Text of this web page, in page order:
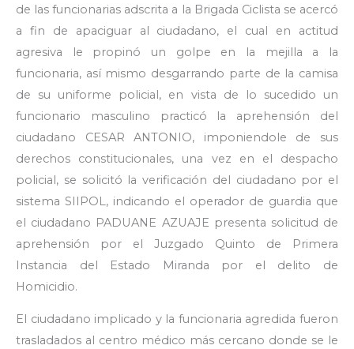
de las funcionarias adscrita a la Brigada Ciclista se acercó
a fin de apaciguar al ciudadano, el cual en actitud
agresiva le propinó un golpe en la mejilla a la
funcionaria, así mismo desgarrando parte de la camisa
de su uniforme policial, en vista de lo sucedido un
funcionario masculino practicó la aprehensión del
ciudadano CESAR ANTONIO, imponiendole de sus
derechos constitucionales, una vez en el despacho
policial, se solicitó la verificación del ciudadano por el
sistema SIIPOL, indicando el operador de guardia que
el ciudadano PADUANE AZUAJE presenta solicitud de
aprehensión por el Juzgado Quinto de Primera
Instancia del Estado Miranda por el delito de
Homicidio.
El ciudadano implicado y la funcionaria agredida fueron
trasladados al centro médico más cercano donde se le